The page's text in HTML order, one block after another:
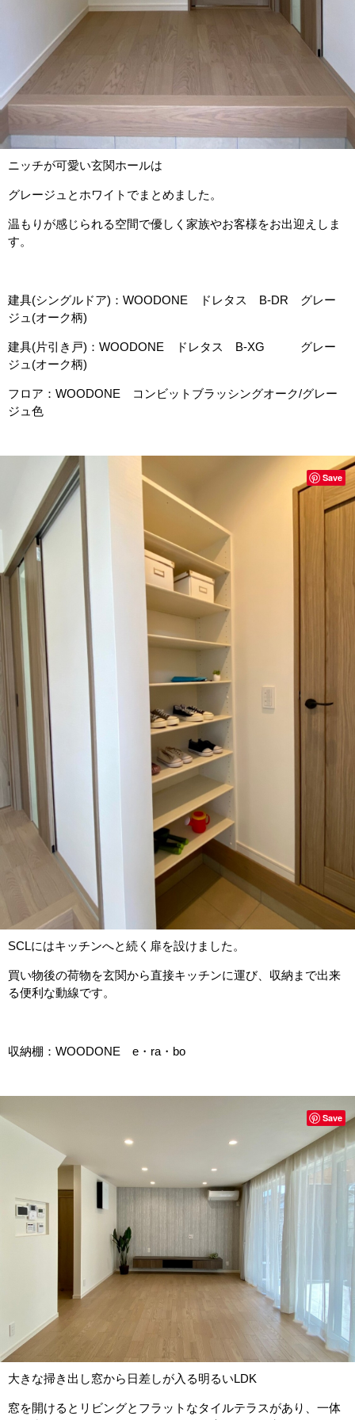
ニッチが可愛い玄関ホールは
グレージュとホワイトでまとめました。
温もりが感じられる空間で優しく家族やお客様をお出迎えしま
す。
建具(シングルドア)：WOODONE ドレタス B-DR グレー
ジュ(オーク柄)
建具(片引き戸)：WOODONE ドレタス B-XG グレー
ジュ(オーク柄)
フロア：WOODONE コンビットブラッシングオーク/グレー
ジュ色
SCLにはキッチンへと続く扉を設けました。
買い物後の荷物を玄関から直接キッチンに運び、収納まで出来
る便利な動線です。
収納棚：WOODONE e・ra・bo
Save
大きな掃き出し窓から日差しが入る明るいLDK
窓を開けるとリビングとフラットなタイルテラスがあり、一体
Save